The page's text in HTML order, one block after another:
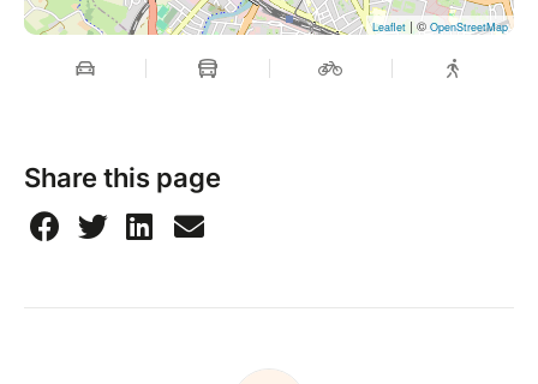
Leaflet | © OpenStreetMap
Share this page